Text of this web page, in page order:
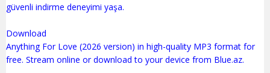
güvenli indirme deneyimi yaşa.
Download
Anything For Love (2026 version) in high-quality MP3 format for
free. Stream online or download to your device from Blue.az.